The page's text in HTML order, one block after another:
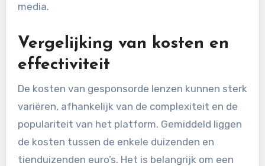
media.
Vergelijking van kosten en
effectiviteit
De kosten van gesponsorde lenzen kunnen sterk
variëren, afhankelijk van de complexiteit en de
populariteit van het platform. Gemiddeld liggen
de kosten tussen de enkele duizenden en
tienduizenden euro’s. Het is belangrijk om een